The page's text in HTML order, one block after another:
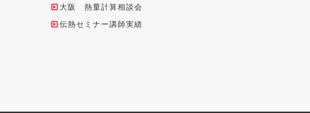
大阪 熱量計算相談会
伝熱セミナー講師実績